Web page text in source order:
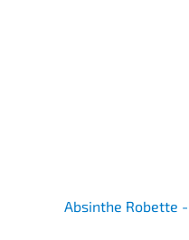
Absinthe Robette